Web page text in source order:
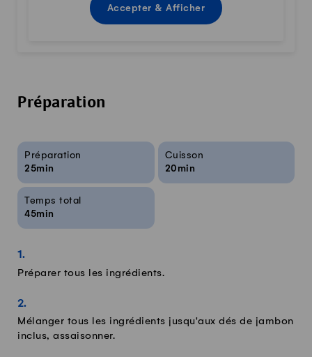
Accepter & Afficher
Préparation
Infos sur la recette
Préparation
25min
Cuisson
20min
Temps total
45min
Préparer tous les ingrédients.
Mélanger tous les ingrédients jusqu'aux dés de jambon
inclus, assaisonner.